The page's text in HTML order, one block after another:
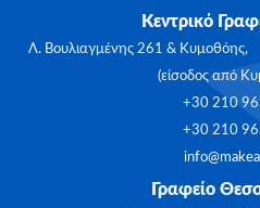
Κεντρικό
Λ. Βουλιαγμένης 261 &
(είσοδος από
+30 210
+30 210
Γραφείο